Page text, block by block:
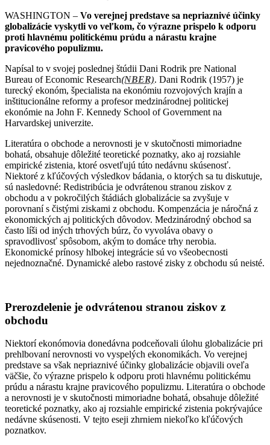
WASHINGTON – Vo verejnej predstave sa nepriaznivé účinky
globalizácie vyskytli vo veľkom, čo výrazne prispelo k odporu
proti hlavnému politickému prúdu a nárastu krajne
pravicového populizmu.
Napísal to v svojej poslednej štúdii Dani Rodrik pre National
Bureau of Economic Research(NBER). Dani Rodrik (1957) je
turecký ekonóm, špecialista na ekonómiu rozvojových krajín a
inštitucionálne reformy a profesor medzinárodnej politickej
ekonómie na John F. Kennedy School of Government na
Harvardskej univerzite.
Literatúra o obchode a nerovnosti je v skutočnosti mimoriadne
bohatá, obsahuje dôležité teoretické poznatky, ako aj rozsiahle
empirické zistenia, ktoré osvetľujú túto nedávnu skúsenosť.
Niektoré z kľúčových výsledkov bádania, o ktorých sa tu diskutuje,
sú nasledovné: Redistribúcia je odvrátenou stranou ziskov z
obchodu a v pokročilých štádiách globalizácie sa zvyšuje v
porovnaní s čistými ziskami z obchodu. Kompenzácia je náročná z
ekonomických aj politických dôvodov. Medzinárodný obchod sa
často líši od iných trhových búrz, čo vyvoláva obavy o
spravodlivosť spôsobom, akým to domáce trhy nerobia.
Ekonomické prínosy hlbokej integrácie sú vo všeobecnosti
nejednoznačné. Dynamické alebo rastové zisky z obchodu sú neisté.
Prerozdelenie je odvrátenou stranou ziskov z
obchodu
Niektorí ekonómovia donedávna podceňovali úlohu globalizácie pri
prehlbovaní nerovnosti vo vyspelých ekonomikách. Vo verejnej
predstave sa však nepriaznivé účinky globalizácie objavili oveľa
väčšie, čo výrazne prispelo k odporu proti hlavnému politickému
prúdu a nárastu krajne pravicového populizmu. Literatúra o obchode
a nerovnosti je v skutočnosti mimoriadne bohatá, obsahuje dôležité
teoretické poznatky, ako aj rozsiahle empirické zistenia pokrývajúce
nedávne skúsenosti. V tejto eseji zhrniem niekoľko kľúčových
poznatkov.